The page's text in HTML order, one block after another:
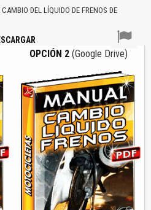
DEL LÍQUIDO DE FRENOS DE
OPCIÓN 2 (Google Drive)